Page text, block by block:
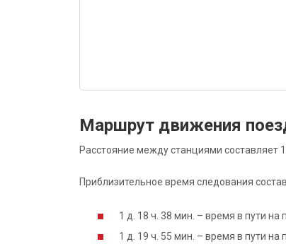
Маршрут движения
Расстояние между станциями составляет
Приблизительное время следования
1 д. 18 ч. 38 мин. – время в пути
1 д. 19 ч. 55 мин. – время в пути